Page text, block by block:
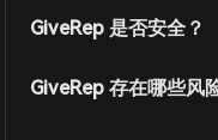
GiveRep 是否安全？
GiveRep 存在哪些风